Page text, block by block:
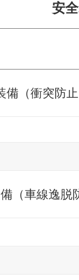
安
リクラッシュブレ
います。
ジェンスパーキン
備（衝突防
（車線逸脱